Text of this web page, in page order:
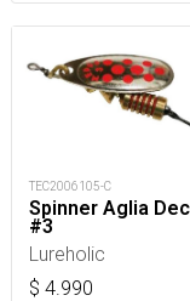
TEC2006105-C
Spinner Aglia
#3
Lureholic
$ 4.990